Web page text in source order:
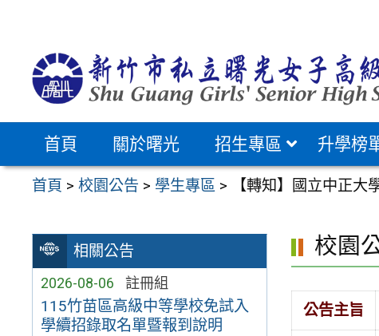
首頁 關於曙光 招生專區 升學榜
首頁 >校園公告 > 學生專區 > 【轉知】國立中正
相關公告
2026-08-06 註冊組
115竹苗區高級中等學校免試入
學續招錄取名單暨報到說明
校園
公告主旨